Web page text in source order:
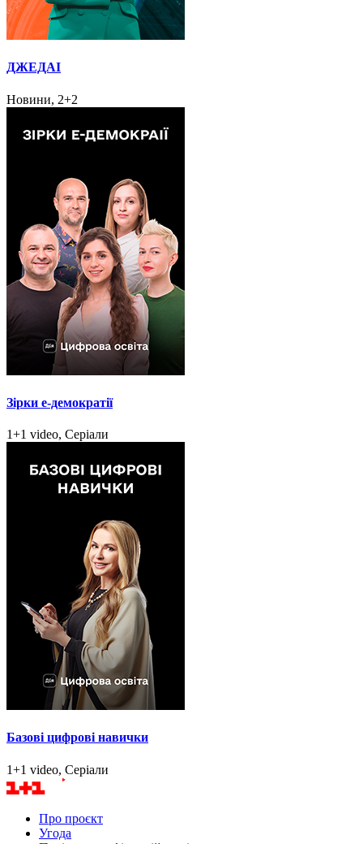
ДЖЕДАІ
Новини, 2+2
Зірки e-демократії
1+1 video, Серіали
Базові цифрові навички
1+1 video, Серіали
Про проєкт
Угода